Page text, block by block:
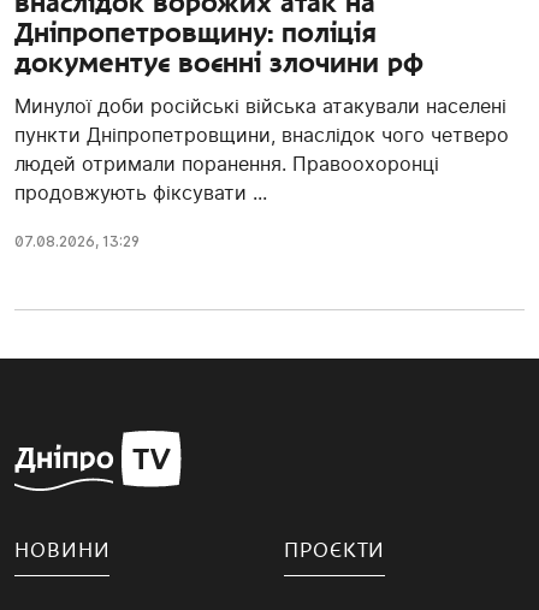
Дніпропетровщину: поліція
документує воєнні злочини рф
Минулої доби російські війська атакували населені
пункти Дніпропетровщини, внаслідок чого четверо
людей отримали поранення. Правоохоронці
продовжують фіксувати ...
07.08.2026, 13:29
НОВИНИ ПРОЄКТИ